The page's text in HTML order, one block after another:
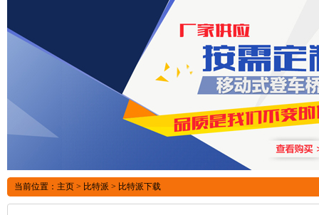
当前位置： 主页 > 比特派 > 比特派下载